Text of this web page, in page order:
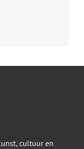
cultuur en